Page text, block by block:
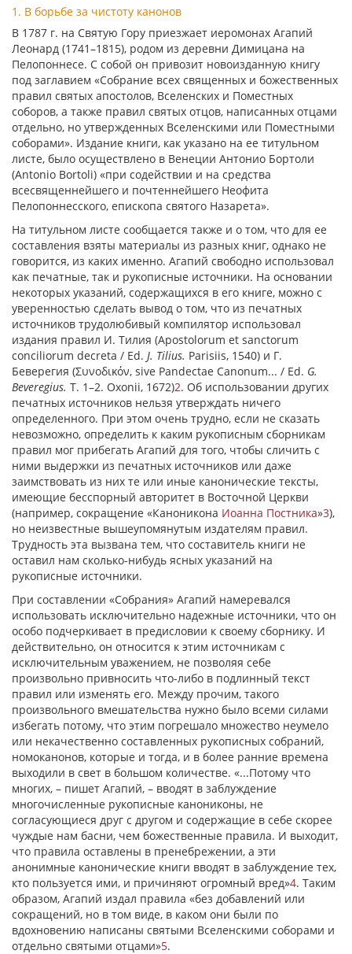
1. В борьбе за чистоту канонов
В 1787 г. на Святую Гору приезжает иеромонах Агапий
Леонард (1741–1815), родом из деревни Димицана на
Пелопоннесе. С собой он привозит новоизданную книгу
под заглавием «Собрание всех священных и божественных
правил святых апостолов, Вселенских и Поместных
соборов, а также правил святых отцов, написанных отцами
отдельно, но утвержденных Вселенскими или Поместными
соборами». Издание книги, как указано на ее титульном
листе, было осуществлено в Венеции Антонио Бортоли
(Antonio Bortoli) «при содействии и на средства
всесвященнейшего и почтеннейшего Неофита
Пелопоннесского, епископа святого Назарета».
На титульном листе сообщается также и о том, что для ее
составления взяты материалы из разных книг, однако не
говорится, из каких именно. Агапий свободно использовал
как печатные, так и рукописные источники. На основании
некоторых указаний, содержащихся в его книге, можно с
уверенностью сделать вывод о том, что из печатных
источников трудолюбивый компилятор использовал
издания правил И. Тилия (Apostolorum et sanctorum
conciliorum decreta / Ed. J. Tilius. Parisiis, 1540) и Г.
Беверегия (Συνοδικόν, sive Pandectae Canonum... / Ed. G.
Beveregius. T. 1–2. Oxonii, 1672)2. Об использовании других
печатных источников нельзя утверждать ничего
определенного. При этом очень трудно, если не сказать
невозможно, определить к каким рукописным сборникам
правил мог прибегать Агапий для того, чтобы сличить с
ними выдержки из печатных источников или даже
заимствовать из них те или иные канонические тексты,
имеющие бесспорный авторитет в Восточной Церкви
(например, сокращение «Каноникона Иоанна Постника»3),
но неизвестные вышеупомянутым издателям правил.
Трудность эта вызвана тем, что составитель книги не
оставил нам сколько-нибудь ясных указаний на
рукописные источники.
При составлении «Собрания» Агапий намеревался
использовать исключительно надежные источники, что он
особо подчеркивает в предисловии к своему сборнику. И
действительно, он относится к этим источникам с
исключительным уважением, не позволяя себе
произвольно привносить что-либо в подлинный текст
правил или изменять его. Между прочим, такого
произвольного вмешательства нужно было всеми силами
избегать потому, что этим погрешало множество неумело
или некачественно составленных рукописных собраний,
номоканонов, которые и тогда, и в более ранние времена
выходили в свет в большом количестве. «...Потому что
многих, – пишет Агапий, – вводят в заблуждение
многочисленные рукописные канониконы, не
согласующиеся друг с другом и содержащие в себе скорее
чуждые нам басни, чем божественные правила. И выходит,
что правила оставлены в пренебрежении, а эти
анонимные канонические книги вводят в заблуждение тех,
кто пользуется ими, и причиняют огромный вред»4. Таким
образом, Агапий издал правила «без добавлений или
сокращений, но в том виде, в каком они были по
вдохновению написаны святыми Вселенскими соборами и
отдельно святыми отцами»5.